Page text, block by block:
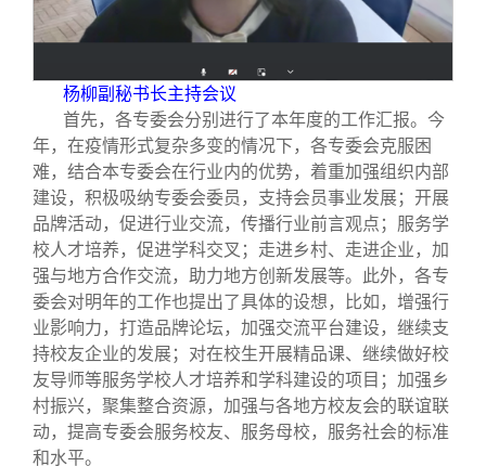
校友视界
理事会名单
制度法规
联系我们
杨柳副秘书长主持会议
首先，各专委会分别进行了本年度的工作汇报。今
年，在疫情形式复杂多变的情况下，各专委会克服困
难，结合本专委会在行业内的优势，着重加强组织内部
建设，积极吸纳专委会委员，支持会员事业发展；开展
品牌活动，促进行业交流，传播行业前言观点；服务学
校人才培养，促进学科交叉；走进乡村、走进企业，加
强与地方合作交流，助力地方创新发展等。此外，各专
委会对明年的工作也提出了具体的设想，比如，增强行
业影响力，打造品牌论坛，加强交流平台建设，继续支
持校友企业的发展；对在校生开展精品课、继续做好校
友导师等服务学校人才培养和学科建设的项目；加强乡
村振兴，聚集整合资源，加强与各地方校友会的联谊联
动，提高专委会服务校友、服务母校，服务社会的标准
和水平。